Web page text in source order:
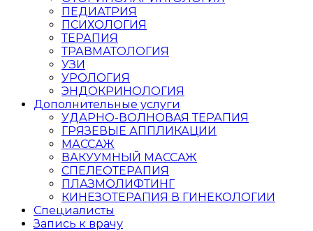
ПЕДИАТРИЯ
ПСИХОЛОГИЯ
ТЕРАПИЯ
ТРАВМАТОЛОГИЯ
УЗИ
УРОЛОГИЯ
ЭНДОКРИНОЛОГИЯ
Дополнительные услуги
УДАРНО-ВОЛНОВАЯ ТЕРАПИЯ
ГРЯЗЕВЫЕ АППЛИКАЦИИ
МАССАЖ
ВАКУУМНЫЙ МАССАЖ
СПЕЛЕОТЕРАПИЯ
ПЛАЗМОЛИФТИНГ
КИНЕЗОТЕРАПИЯ В ГИНЕКОЛОГИИ
Специалисты
Запись к врачу